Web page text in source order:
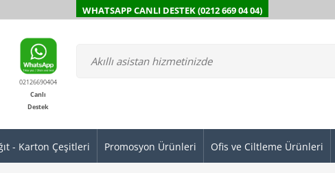
WHATSAPP CANLI DESTEK (0212 669 04 04)
02126690404
Canlı
Destek
- Karton Çeşitleri Promosyon Ürünleri Ofis ve Ciltleme Ürünleri